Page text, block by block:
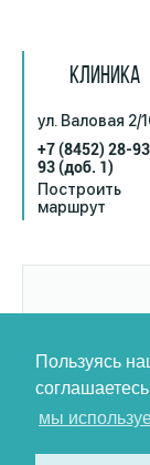
Пользуясь
мы
КЛИНИКА
ул. Валовая 2/
+7 (8452) 28-
93(доб. 1)
Построить
маршрут